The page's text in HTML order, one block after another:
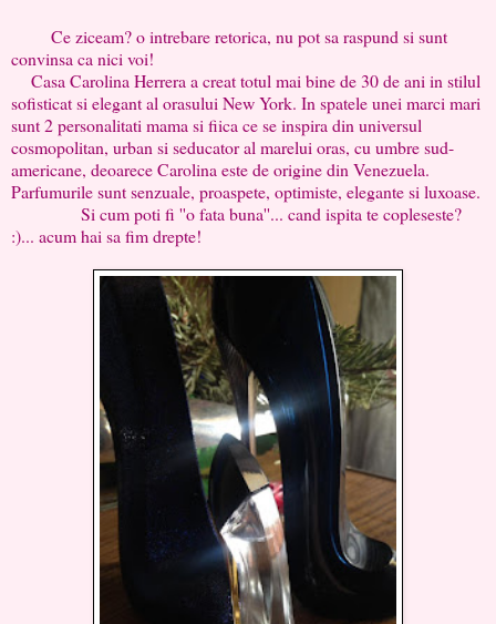
Ce ziceam? o intrebare retorica, nu pot sa raspund si sunt
convinsa ca nici voi!
Casa Carolina Herrera a creat totul mai bine de 30 de ani in stilul
sofisticat si elegant al orasului New York. In spatele unei marci mari
sunt 2 personalitati mama si fiica ce se inspira din universul
cosmopolitan, urban si seducator al marelui oras, cu umbre sud-
americane, deoarece Carolina este de origine din Venezuela.
Parfumurile sunt senzuale, proaspete, optimiste, elegante si luxoase.
Si cum poti fi ''o fata buna''... cand ispita te copleseste?
:)... acum hai sa fim drepte!